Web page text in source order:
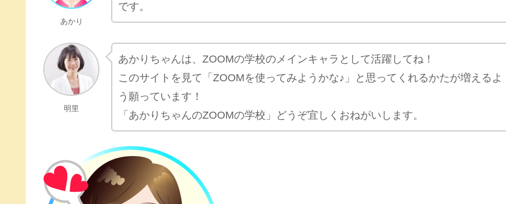
あかり
です。
明里
あかりちゃんは、ZOOMの学校のメインキャラとして活躍してね！
このサイトを見て「ZOOMを使ってみようかな♪」と思ってくれるかたが増えるよ
う願っています！
「あかりちゃんのZOOMの学校」どうぞ宜しくおねがいします。